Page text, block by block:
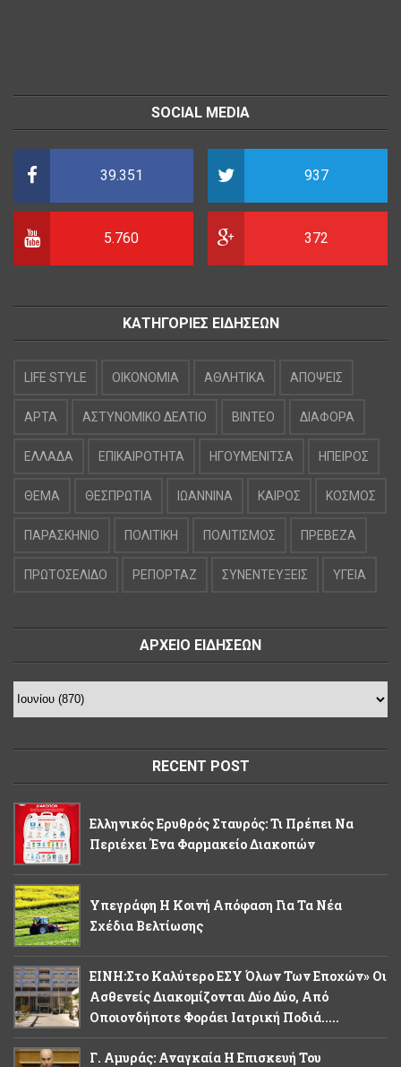
SOCIAL MEDIA
39.351 937
5.760 372
ΚΑΤΗΓΟΡΙΕΣ ΕΙΔΗΣΕΩΝ
LIFE STYLE OIKONOMIA ΑΘΛΗΤΙΚΑ ΑΠΟΨΕΙΣ
ΑΡΤΑ ΑΣΤΥΝΟΜΙΚΟ ΔΕΛΤΙΟ ΒΙΝΤΕΟ ΔΙΑΦΟΡΑ
ΕΛΛΑΔΑ ΕΠΙΚΑΙΡΟΤΗΤΑ ΗΓΟΥΜΕΝΙΤΣΑ ΗΠΕΙΡΟΣ
ΘΕΜΑ ΘΕΣΠΡΩΤΙΑ ΙΩΑΝΝΙΝΑ ΚΑΙΡΟΣ ΚΟΣΜΟΣ
ΠΑΡΑΣΚΗΝΙΟ ΠΟΛΙΤΙΚΗ ΠΟΛΙΤΙΣΜΟΣ ΠΡΕΒΕΖΑ
ΠΡΩΤΟΣΕΛΙΔΟ ΡΕΠΟΡΤΑΖ ΣΥΝΕΝΤΕΥΞΕΙΣ ΥΓΕΙΑ
ΑΡΧΕΙΟ ΕΙΔΗΣΕΩΝ
RECENT POST
Ελληνικός Ερυθρός Σταυρός: Τι Πρέπει Να
Περιέχει Ένα Φαρμακείο Διακοπών
Υπεγράφη Η Κοινή Απόφαση Για Τα Νέα
Σχέδια Βελτίωσης
ΕΙΝΗ:Στο Καλύτερο ΕΣΥ Όλων Των Εποχών» Οι
Ασθενείς Διακομίζονται Δύο Δύο, Από
Οποιονδήποτε Φοράει Ιατρική Ποδιά.....
Γ. Αμυράς: Αναγκαία Η Επισκευή Του